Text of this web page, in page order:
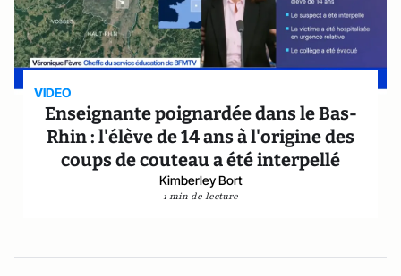
VIDEO
Enseignante poignardée dans le Bas-
Rhin : l'élève de 14 ans à l'origine des
coups de couteau a été interpellé
Kimberley Bort
1 min de lecture